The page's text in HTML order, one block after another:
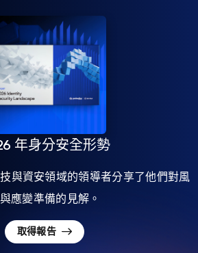
年身分安全形勢
與資安領域的領導者分享了他們對風
應變準備的見解。
取得報告